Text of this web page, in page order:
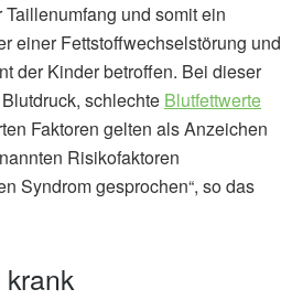
und somit ein
einer Fettstoffwechselstörung und
der Kinder betroffen. Bei dieser
schlechte Blutfettwerte
Faktoren gelten als Anzeichen
Risikofaktoren
Syndrom gesprochen“, so das